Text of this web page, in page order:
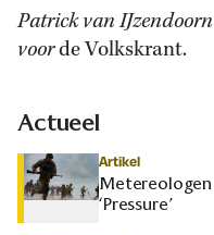
Patrick van
voorde Volkskrant.
Actueel
Artikel
‘Pressure’